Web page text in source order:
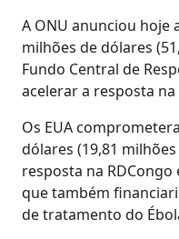
A ONU anunciou hoje
milhões de dólares
Fundo Central de
acelerar a resposta
Os EUA
dólares (19,81
resposta na
que também
de tratamento do